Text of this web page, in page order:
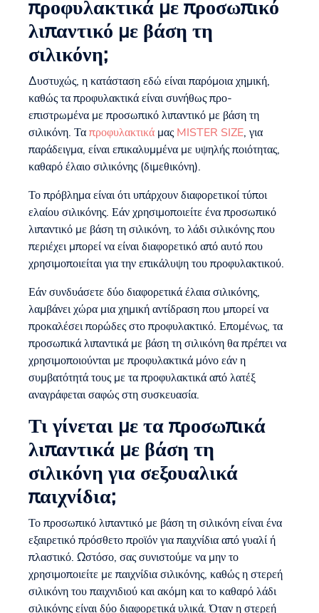
προφυλακτικά με προσωπικό
λιπαντικό με βάση τη
σιλικόνη;
Δυστυχώς, η κατάσταση εδώ είναι παρόμοια χημική,
καθώς τα προφυλακτικά είναι συνήθως προ-
επιστρωμένα με προσωπικό λιπαντικό με βάση τη
σιλικόνη. Ταπροφυλακτικά μαςMISTER SIZE, για
παράδειγμα, είναι επικαλυμμένα με υψηλής ποιότητας,
καθαρό έλαιο σιλικόνης (διμεθικόνη).
Το πρόβλημα είναι ότι υπάρχουν διαφορετικοί τύποι
ελαίου σιλικόνης. Εάν χρησιμοποιείτε ένα προσωπικό
λιπαντικό με βάση τη σιλικόνη, το λάδι σιλικόνης που
περιέχει μπορεί να είναι διαφορετικό από αυτό που
χρησιμοποιείται για την επικάλυψη του προφυλακτικού.
Εάν συνδυάσετε δύο διαφορετικά έλαια σιλικόνης,
λαμβάνει χώρα μια χημική αντίδραση που μπορεί να
προκαλέσει πορώδες στο προφυλακτικό. Επομένως, τα
προσωπικά λιπαντικά με βάση τη σιλικόνη θα πρέπει να
χρησιμοποιούνται με προφυλακτικά μόνο εάν η
συμβατότητά τους με τα προφυλακτικά από λατέξ
αναγράφεται σαφώς στη συσκευασία.
Τι γίνεται με τα προσωπικά
λιπαντικά με βάση τη
σιλικόνη για σεξουαλικά
παιχνίδια;
Το προσωπικό λιπαντικό με βάση τη σιλικόνη είναι ένα
εξαιρετικό πρόσθετο προϊόν για παιχνίδια από γυαλί ή
πλαστικό. Ωστόσο, σας συνιστούμε να μην το
χρησιμοποιείτε με παιχνίδια σιλικόνης, καθώς η στερεή
σιλικόνη του παιχνιδιού και ακόμη και το καθαρό λάδι
σιλικόνης είναι δύο διαφορετικά υλικά. Όταν η στερεή